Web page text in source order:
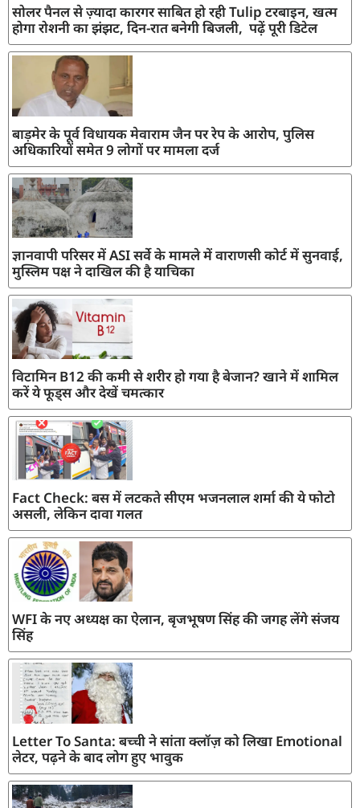
सोलर पैनल से ज़्यादा कारगर साबित हो रही Tulip टरबाइन, खत्म
होगा रोशनी का झंझट, दिन-रात बनेगी बिजली, पढ़ें पूरी डिटेल
बाड़मेर के पूर्व विधायक मेवाराम जैन पर रेप के आरोप, पुलिस
अधिकारियों समेत 9 लोगों पर मामला दर्ज
ज्ञानवापी परिसर में ASI सर्वे के मामले में वाराणसी कोर्ट में सुनवाई,
मुस्लिम पक्ष ने दाखिल की है याचिका
विटामिन B12 की कमी से शरीर हो गया है बेजान? खाने में शामिल
करें ये फूड्स और देखें चमत्कार
Fact Check: बस में लटकते सीएम भजनलाल शर्मा की ये फोटो
असली, लेकिन दावा गलत
WFI के नए अध्यक्ष का ऐलान, बृजभूषण सिंह की जगह लेंगे संजय
सिंह
Letter To Santa: बच्ची ने सांता क्लॉज़ को लिखा Emotional
लेटर, पढ़ने के बाद लोग हुए भावुक